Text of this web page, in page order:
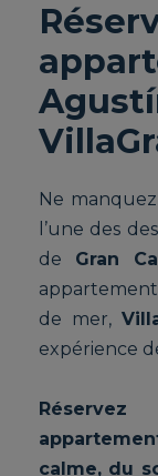
Ne
l’une des
de Gran
de mer,
expérience
calme, du